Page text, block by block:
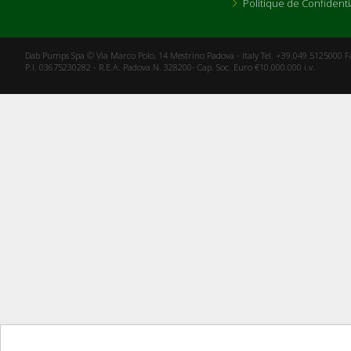
​​​​​​​Politique de
Dab Pumps Spa © Via Marco Polo, 14 Mestrino Padova - Italy Tel. +39.049.5125000
P.I. 03675230282 - R.E.A. Padova N. 328200- Cap. Soc. Euro €10.000.000 i.v.